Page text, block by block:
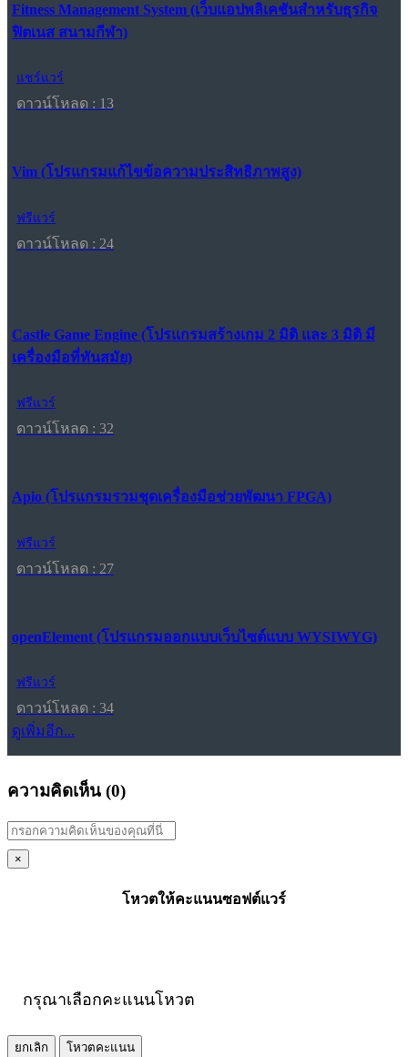
Fitness Management System (เว็บแอปพลิเคชันสำหรับธุรกิจ
ฟิตเนส สนามกีฬา)
แชร์แวร์
ดาวน์โหลด : 13
Vim (โปรแกรมแก้ไขข้อความประสิทธิภาพสูง)
ฟรีแวร์
ดาวน์โหลด : 24
Castle Game Engine (โปรแกรมสร้างเกม 2 มิติ และ 3 มิติ มี
เครื่องมือที่ทันสมัย)
ฟรีแวร์
ดาวน์โหลด : 32
Apio (โปรแกรมรวมชุดเครื่องมือช่วยพัฒนา FPGA)
ฟรีแวร์
ดาวน์โหลด : 27
openElement (โปรแกรมออกแบบเว็บไซต์แบบ WYSIWYG)
ฟรีแวร์
ดาวน์โหลด : 34
ดูเพิ่มอีก...
ความคิดเห็น (0)
×
โหวตให้คะแนนซอฟต์แวร์
กรุณาเลือกคะแนนโหวต
ยกเลิก
โหวตคะแนน